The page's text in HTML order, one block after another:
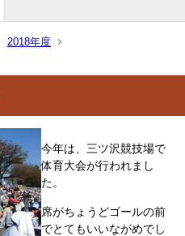
2018年度
今年は、三ツ沢競技場で
体育大会が行われまし
た。
席がちょうどゴールの前
でとてもいいながめでし